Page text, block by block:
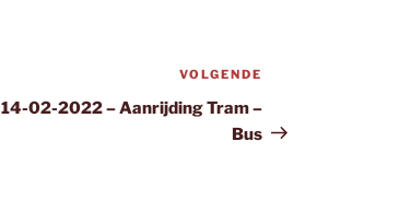
VOLGENDE
14-02-2022 – Aanrijding Tram –
Bus